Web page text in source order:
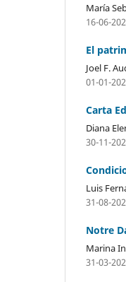
María
16-06-
El
Joel F.
01-01-
Carta
Diana
30-11-
Luis
31-08-
Notre
Marina
31-03-